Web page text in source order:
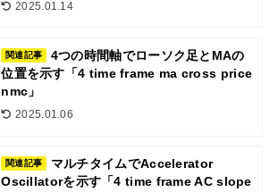
2025.01.14
関連記事
4つの時間軸でローソク足とMAの
位置を示す「4 time frame ma cross price
nmc」
2025.01.06
関連記事
マルチタイムでAccelerator
Oscillatorを示す「4 time frame AC slope